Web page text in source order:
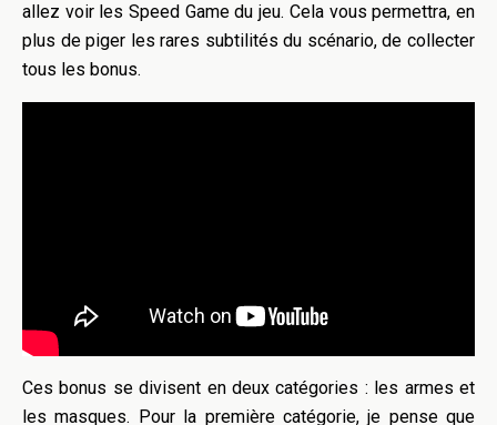
allez voir les Speed Game du jeu. Cela vous permettra, en
plus de piger les rares subtilités du scénario, de collecter
tous les bonus.
Ces bonus se divisent en deux catégories : les armes et
les masques. Pour la première catégorie, je pense que